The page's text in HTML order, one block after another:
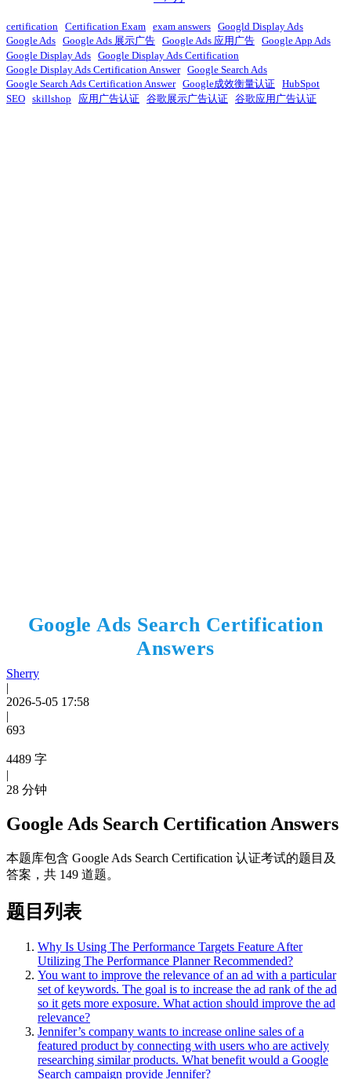
certification Certification Exam exam answers Googld Display Ads
Google Ads Google Ads 展示广告 Google Ads 应用广告 Google App Ads
Google Display Ads Google Display Ads Certification
Google Display Ads Certification Answer Google Search Ads
Google Search Ads Certification Answer Google成效衡量认证 HubSpot
SEO skillshop 应用广告认证 谷歌展示广告认证 谷歌应用广告认证
Google Ads Search Certification
Answers
Sherry
|
2026-5-05 17:58
|
693
4489 字
|
28 分钟
Google Ads Search Certification Answers
本题库包含 Google Ads Search Certification 认证考试的题目及
答案，共 149 道题。
题目列表
Why Is Using The Performance Targets Feature After
Utilizing The Performance Planner Recommended?
You want to improve the relevance of an ad with a particular
set of keywords. The goal is to increase the ad rank of the ad
so it gets more exposure. What action should improve the ad
relevance?
Jennifer’s company wants to increase online sales of a
featured product by connecting with users who are actively
researching similar products. What benefit would a Google
Search campaign provide Jennifer?